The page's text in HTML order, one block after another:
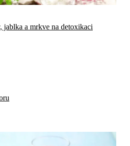
jablka a mrkve na detoxikaci